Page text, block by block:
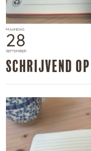
MAANDAG
28
SEPTEMBER
​Schrijvend